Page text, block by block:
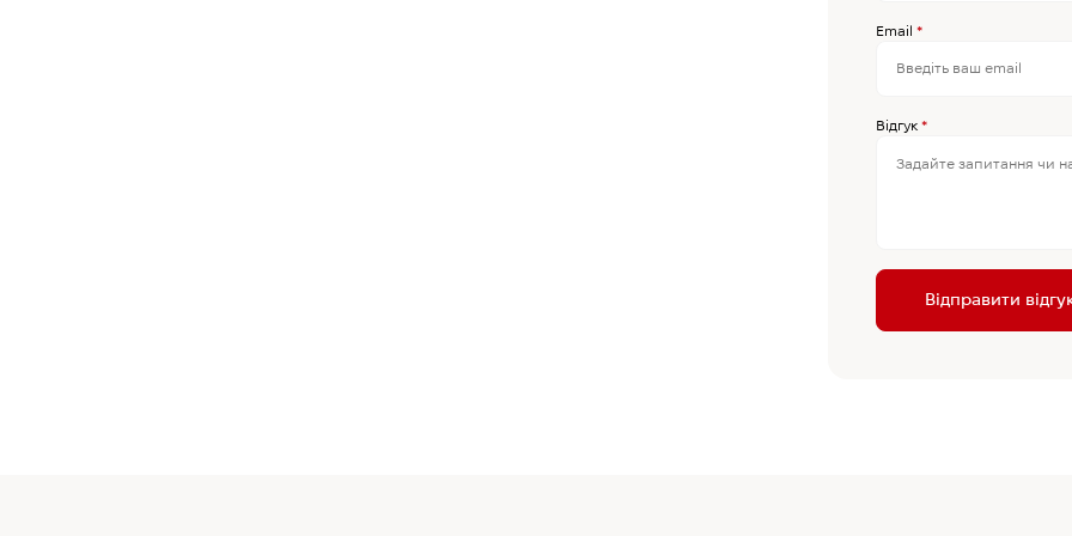
Email*
Відгук*
Відправити